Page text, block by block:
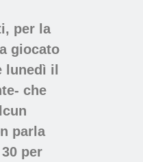
per la
giocato
il
che
parla
per